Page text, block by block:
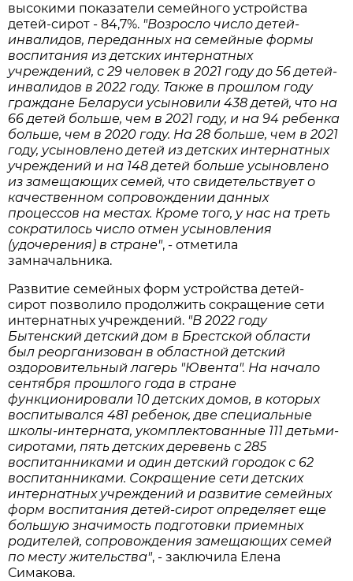
высокими показатели семейного устройства
детей-сирот - 84,7%. "Возросло число детей-
инвалидов, переданных на семейные формы
воспитания из детских интернатных
учреждений, с 29 человек в 2021 году до 56 детей-
инвалидов в 2022 году. Также в прошлом году
граждане Беларуси усыновили 438 детей, что на
66 детей больше, чем в 2021 году, и на 94 ребенка
больше, чем в 2020 году. На 28 больше, чем в 2021
году, усыновлено детей из детских интернатных
учреждений и на 148 детей больше усыновлено
из замещающих семей, что свидетельствует о
качественном сопровождении данных
процессов на местах. Кроме того, у нас на треть
сократилось число отмен усыновления
(удочерения) в стране", - отметила
замначальника.
Развитие семейных форм устройства детей-
сирот позволило продолжить сокращение сети
интернатных учреждений. "В 2022 году
Бытенский детский дом в Брестской области
был реорганизован в областной детский
оздоровительный лагерь "Ювента". На начало
сентября прошлого года в стране
функционировали 10 детских домов, в которых
воспитывался 481 ребенок, две специальные
школы-интерната, укомплектованные 111 детьми-
сиротами, пять детских деревень с 285
воспитанниками и один детский городок с 62
воспитанниками. Сокращение сети детских
интернатных учреждений и развитие семейных
форм воспитания детей-сирот определяет еще
большую значимость подготовки приемных
родителей, сопровождения замещающих семей
по месту жительства", - заключила Елена
Симакова.